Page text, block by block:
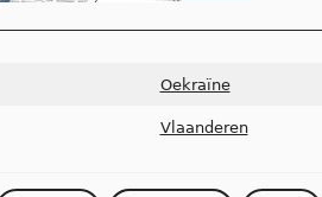
Oekraïne
Vlaanderen